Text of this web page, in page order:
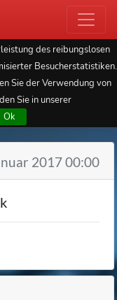
des reibungslosen
Besucherstatistiken.
Sie der Verwendung von
Sie in unserer
Ok
2017 00:00